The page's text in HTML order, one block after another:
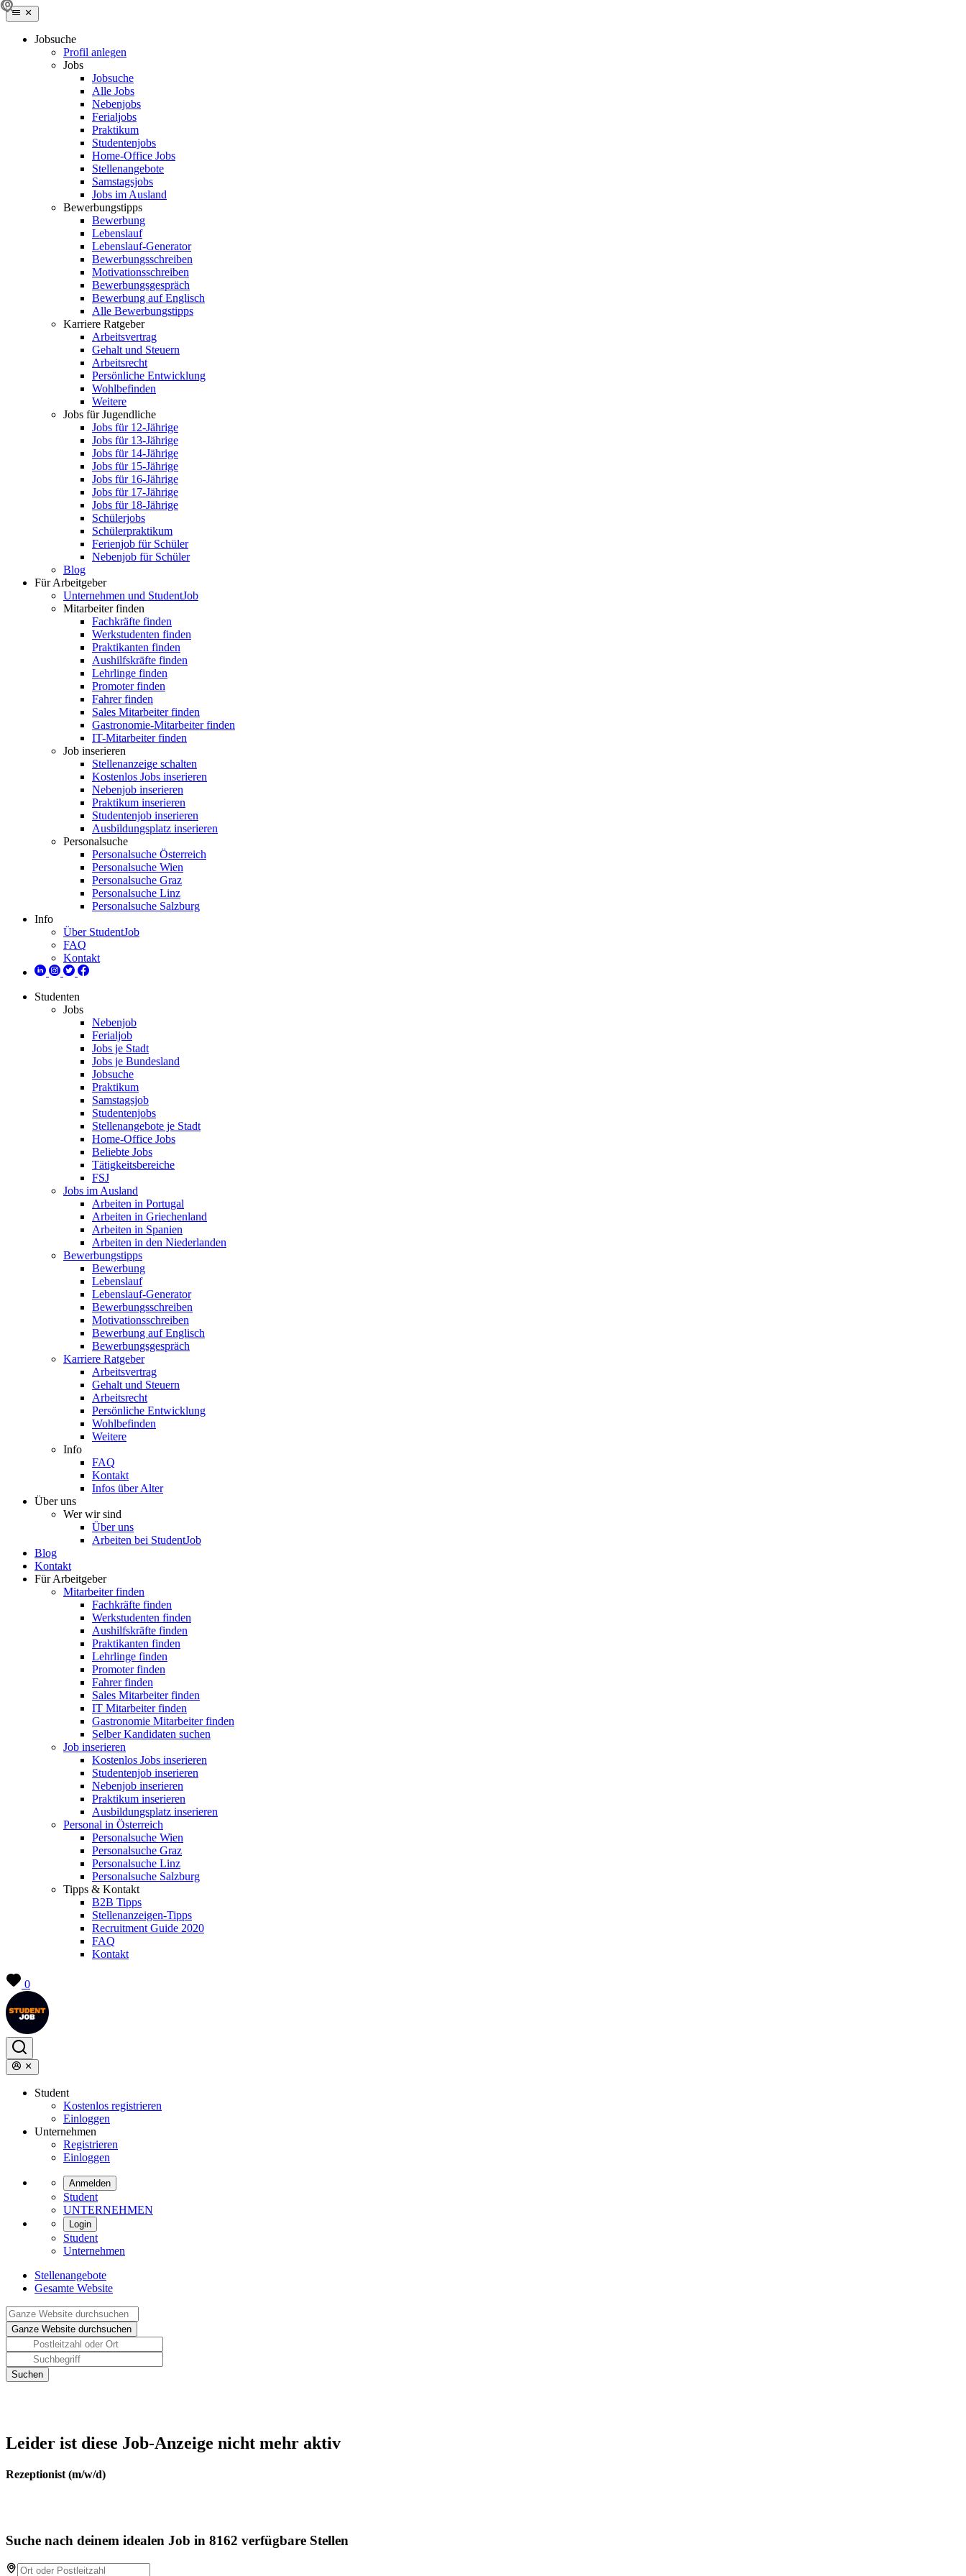
Jobsuche
Profil anlegen
Jobs
Jobsuche
Alle Jobs
Nebenjobs
Ferialjobs
Praktikum
Studentenjobs
Home-Office Jobs
Stellenangebote
Samstagsjobs
Jobs im Ausland
Bewerbungstipps
Bewerbung
Lebenslauf
Lebenslauf-Generator
Bewerbungsschreiben
Motivationsschreiben
Bewerbungsgespräch
Bewerbung auf Englisch
Alle Bewerbungstipps
Karriere Ratgeber
Arbeitsvertrag
Gehalt und Steuern
Arbeitsrecht
Persönliche Entwicklung
Wohlbefinden
Weitere
Jobs für Jugendliche
Jobs für 12-Jährige
Jobs für 13-Jährige
Jobs für 14-Jährige
Jobs für 15-Jährige
Jobs für 16-Jährige
Jobs für 17-Jährige
Jobs für 18-Jährige
Schülerjobs
Schülerpraktikum
Ferienjob für Schüler
Nebenjob für Schüler
Blog
Für Arbeitgeber
Unternehmen und StudentJob
Mitarbeiter finden
Fachkräfte finden
Werkstudenten finden
Praktikanten finden
Aushilfskräfte finden
Lehrlinge finden
Promoter finden
Fahrer finden
Sales Mitarbeiter finden
Gastronomie-Mitarbeiter finden
IT-Mitarbeiter finden
Job inserieren
Stellenanzeige schalten
Kostenlos Jobs inserieren
Nebenjob inserieren
Praktikum inserieren
Studentenjob inserieren
Ausbildungsplatz inserieren
Personalsuche
Personalsuche Österreich
Personalsuche Wien
Personalsuche Graz
Personalsuche Linz
Personalsuche Salzburg
Info
Über StudentJob
FAQ
Kontakt
Studenten
Jobs
Nebenjob
Ferialjob
Jobs je Stadt
Jobs je Bundesland
Jobsuche
Praktikum
Samstagsjob
Studentenjobs
Stellenangebote je Stadt
Home-Office Jobs
Beliebte Jobs
Tätigkeitsbereiche
FSJ
Jobs im Ausland
Arbeiten in Portugal
Arbeiten in Griechenland
Arbeiten in Spanien
Arbeiten in den Niederlanden
Bewerbungstipps
Bewerbung
Lebenslauf
Lebenslauf-Generator
Bewerbungsschreiben
Motivationsschreiben
Bewerbung auf Englisch
Bewerbungsgespräch
Karriere Ratgeber
Arbeitsvertrag
Gehalt und Steuern
Arbeitsrecht
Persönliche Entwicklung
Wohlbefinden
Weitere
Info
FAQ
Kontakt
Infos über Alter
Über uns
Wer wir sind
Über uns
Arbeiten bei StudentJob
Blog
Kontakt
Für Arbeitgeber
Mitarbeiter finden
Fachkräfte finden
Werkstudenten finden
Aushilfskräfte finden
Praktikanten finden
Lehrlinge finden
Promoter finden
Fahrer finden
Sales Mitarbeiter finden
IT Mitarbeiter finden
Gastronomie Mitarbeiter finden
Selber Kandidaten suchen
Job inserieren
Kostenlos Jobs inserieren
Studentenjob inserieren
Nebenjob inserieren
Praktikum inserieren
Ausbildungsplatz inserieren
Personal in Österreich
Personalsuche Wien
Personalsuche Graz
Personalsuche Linz
Personalsuche Salzburg
Tipps & Kontakt
B2B Tipps
Stellenanzeigen-Tipps
Recruitment Guide 2020
FAQ
Kontakt
0
Student
Kostenlos registrieren
Einloggen
Unternehmen
Registrieren
Einloggen
Anmelden
Student
UNTERNEHMEN
Login
Student
Unternehmen
Stellenangebote
Gesamte Website
Leider ist diese Job-Anzeige nicht mehr aktiv
Rezeptionist (m/w/d)
Suche nach deinem idealen Job in 8162 verfügbare Stellen